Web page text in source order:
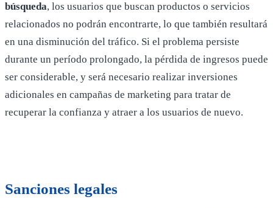
búsqueda, los usuarios que buscan productos o servicios
relacionados no podrán encontrarte, lo que también resultará
en una disminución del tráfico. Si el problema persiste
durante un período prolongado, la pérdida de ingresos puede
ser considerable, y será necesario realizar inversiones
adicionales en campañas de marketing para tratar de
recuperar la confianza y atraer a los usuarios de nuevo.
Sanciones legales